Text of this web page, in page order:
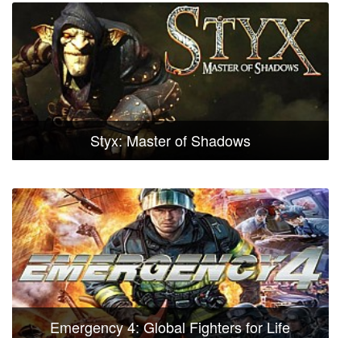
Styx: Master of Shadows
Emergency 4: Global Fighters for Life